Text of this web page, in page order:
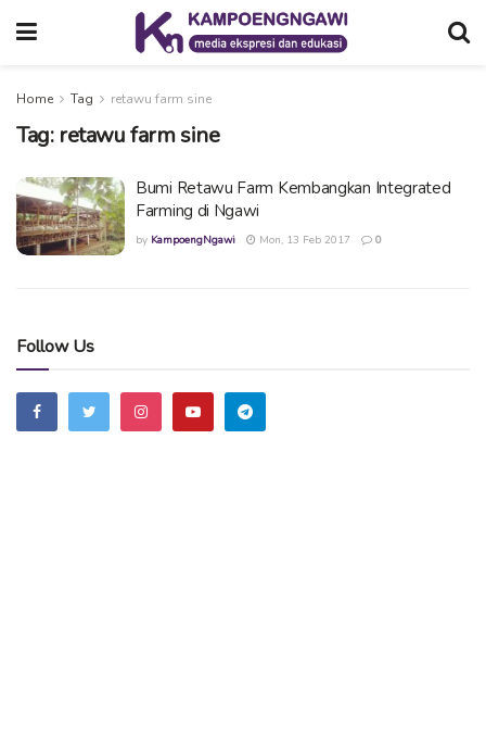
Home Tag retawu farm sine
Tag: retawu farm sine
Bumi Retawu Farm Kembangkan Integrated
Farming di Ngawi
by KampoengNgawi Mon, 13 Feb 2017 0
Follow Us